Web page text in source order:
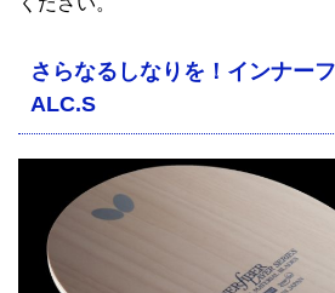
さらなるしなりを！インナー
ALC.S